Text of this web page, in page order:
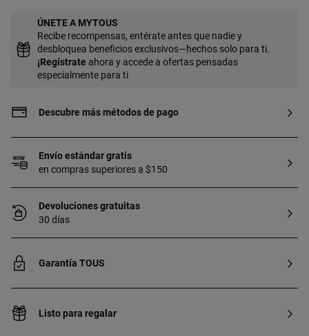
ÚNETE A MYTOUS
Recibe recompensas, entérate antes que nadie y
desbloquea beneficios exclusivos—hechos solo para ti.
¡Regístrate ahora y accede a ofertas pensadas
especialmente para ti
Descubre más métodos de pago
Envío estándar gratis
en compras superiores a $150
Devoluciones gratuitas
30 días
Garantía TOUS
Listo para regalar